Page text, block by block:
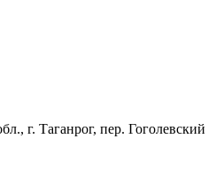
г. Таганрог, пер. Гоголевский